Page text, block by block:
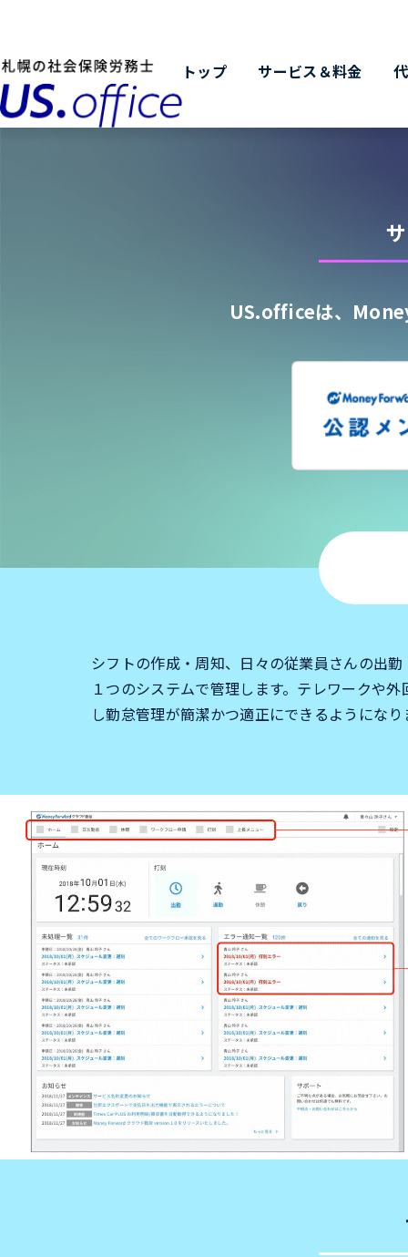
トップ サービス＆料金
US.officeは、
シフトの作成・周知、日々の従業員さんの出
１つのシステムで管理します。テレワークや
し勤怠管理が簡潔かつ適正にできるようになり